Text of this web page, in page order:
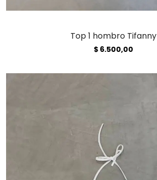
Top 1 hombro Tifanny
$ 6.500,00